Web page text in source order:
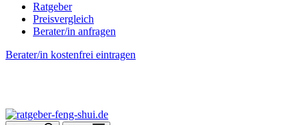
Ratgeber
Preisvergleich
Berater/in anfragen
Berater/in kostenfrei eintragen